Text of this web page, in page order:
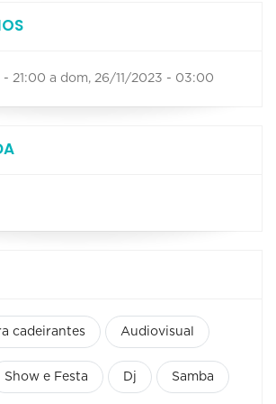
- 21:00 a dom, 26/11/2023 - 03:00
cadeirantes Audiovisual
Show e Festa Dj Samba